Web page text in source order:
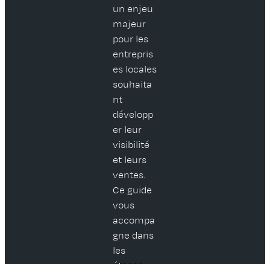
un enjeu
majeur
pour les
entrepris
es locales
souhaita
nt
développ
er leur
visibilité
et leurs
ventes.
Ce guide
vous
accompa
gne dans
les